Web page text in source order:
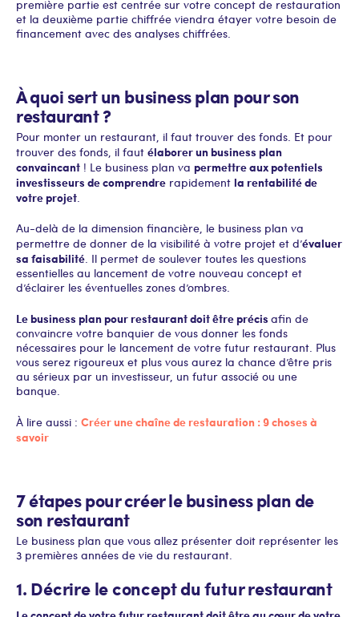
première partie est centrée sur votre concept de restauration
et la deuxième partie chiffrée viendra étayer votre besoin de
financement avec des analyses chiffrées.
À quoi sert un business plan pour son
restaurant ?
Pour monter un restaurant, il faut trouver des fonds. Et pour
trouver des fonds, il faut élaborer un business plan
convaincant ! Le business plan va permettre aux potentiels
investisseurs de comprendre rapidement la rentabilité de
votre projet.
Au-delà de la dimension financière, le business plan va
permettre de donner de la visibilité à votre projet et d’évaluer
sa faisabilité. Il permet de soulever toutes les questions
essentielles au lancement de votre nouveau concept et
d’éclairer les éventuelles zones d’ombres.
Le business plan pour restaurant doit être précis afin de
convaincre votre banquier de vous donner les fonds
nécessaires pour le lancement de votre futur restaurant. Plus
vous serez rigoureux et plus vous aurez la chance d’être pris
au sérieux par un investisseur, un futur associé ou une
banque.
À lire aussi : Créer une chaîne de restauration : 9 choses à
savoir
7 étapes pour créer le business plan de
son restaurant
Le business plan que vous allez présenter doit représenter les
3 premières années de vie du restaurant.
1. Décrire le concept du futur restaurant